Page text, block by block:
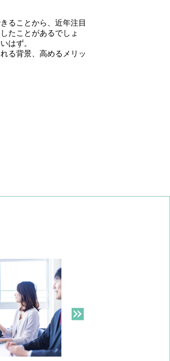
ることから、近年注目
たことがあるでしょ
はず。
る背景、高めるメリッ